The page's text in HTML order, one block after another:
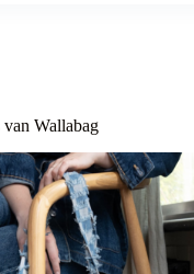
van Wallabag